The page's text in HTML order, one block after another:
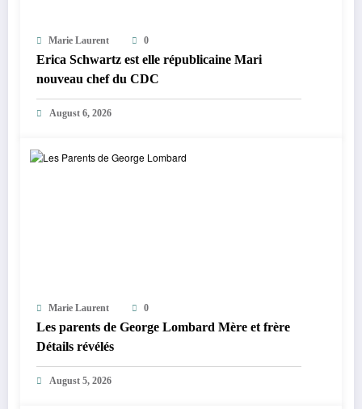
Marie Laurent 0
Erica Schwartz est elle républicaine Mari
nouveau chef du CDC
August 6, 2026
Marie Laurent 0
Les parents de George Lombard Mère et frère
Détails révélés
August 5, 2026